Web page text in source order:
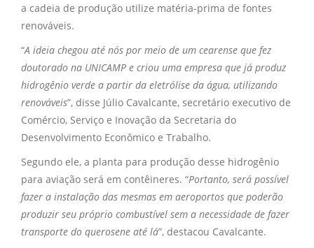
a cadeia de produção utilize matéria-prima de fontes
renováveis.
“A ideia chegou até nós por meio de um cearense que fez
doutorado na UNICAMP e criou uma empresa que já produz
hidrogênio verde a partir da eletrólise da água, utilizando
renováveis”, disse Júlio Cavalcante, secretário executivo de
Comércio, Serviço e Inovação da Secretaria do
Desenvolvimento Econômico e Trabalho.
Segundo ele, a planta para produção desse hidrogênio
para aviação será em contêineres. “Portanto, será possível
fazer a instalação das mesmas em aeroportos que poderão
produzir seu próprio combustível sem a necessidade de fazer
transporte do querosene até lá”, destacou Cavalcante.